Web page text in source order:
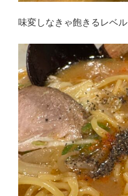
味変しなきゃ飽きるレベル